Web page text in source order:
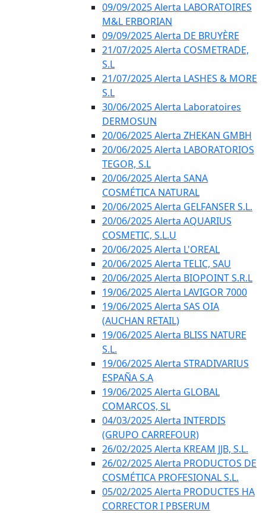
09/09/2025 Alerta LABORATOIRES
M&L ERBORIAN
09/09/2025 Alerta DE BRUYÈRE
21/07/2025 Alerta COSMETRADE,
S.L
21/07/2025 Alerta LASHES & MORE
S.L
30/06/2025 Alerta Laboratoires
DERMOSUN
20/06/2025 Alerta ZHEKAN GMBH
20/06/2025 Alerta LABORATORIOS
TEGOR, S.L
20/06/2025 Alerta SANA
COSMÉTICA NATURAL
20/06/2025 Alerta GELFANSER S.L.
20/06/2025 Alerta AQUARIUS
COSMETIC, S.L.U
20/06/2025 Alerta L'OREAL
20/06/2025 Alerta TELIC, SAU
20/06/2025 Alerta BIOPOINT S.R.L
19/06/2025 Alerta LAVIGOR 7000
19/06/2025 Alerta SAS OIA
(AUCHAN RETAIL)
19/06/2025 Alerta BLISS NATURE
S.L.
19/06/2025 Alerta STRADIVARIUS
ESPAÑA S.A
19/06/2025 Alerta GLOBAL
COMARCOS, SL
04/03/2025 Alerta INTERDIS
(GRUPO CARREFOUR)
26/02/2025 Alerta KREAM JJB, S.L.
26/02/2025 Alerta PRODUCTOS DE
COSMÉTICA PROFESIONAL S.L.
05/02/2025 Alerta PRODUCTES HA
CORRECTOR I PBSERUM